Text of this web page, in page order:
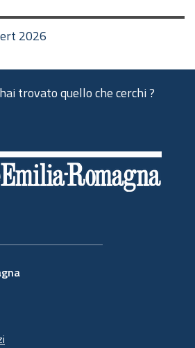
2026
trovato quello che cerchi ?